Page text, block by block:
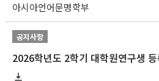
아시아언어문명학부
공지사항
2026학년도 2학기 대학원연구생